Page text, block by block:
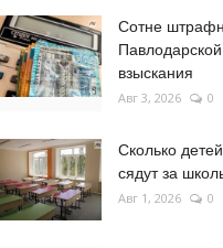
Сотне
взыскания
Авг 3, 2026 0
Сколько
сядут за
Авг 1, 2026 0